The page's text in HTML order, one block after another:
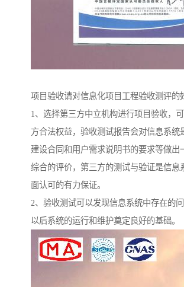
项目验收请对信息化项目工程验收测评的
1、选择第三方中立机构进行项目验收，
方合法权益，验收测试报告会对信息系统
建设合同和用户需求说明书的要求等做出
综合的评价，第三方的测试与验证是信息
面认可的有力保证。
2、验收测试可以发现信息系统中存在的
以后系统的运行和维护奠定良好的基础。